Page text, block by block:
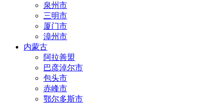
泉州市
三明市
厦门市
漳州市
内蒙古
阿拉善盟
巴彦淖尔市
包头市
赤峰市
鄂尔多斯市